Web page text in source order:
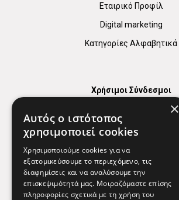
Εταιρικό Προφίλ
Digital marketing
Κατηγορίες Αλφαβητικά
Χρήσιμοι Σύνδεσμοι
Χρήσιμα Τηλέφωνα
Εφημερεύοντα Φαρμακεία
Απόρρητο
×
Αυτός ο ιστότοπος
χρησιμοποιεί cookies
Χρησιμοποιούμε cookies για να
εξατομικεύσουμε το περιεχόμενο, τις
διαφημίσεις και να αναλύσουμε την
επισκεψιμότητά μας. Μοιραζόμαστε επίσης
πληροφορίες σχετικά με τη χρήση του